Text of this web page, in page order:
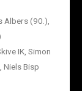
Albers (90.),
IK, Simon
Niels Bisp